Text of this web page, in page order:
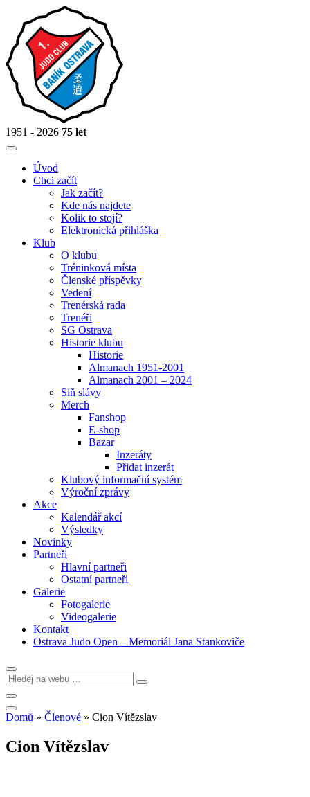
1951 - 2026 75 let
Úvod
Chci začít
Jak začít?
Kde nás najdete
Kolik to stojí?
Elektronická přihláška
Klub
O klubu
Tréninková místa
Členské příspěvky
Vedení
Trenérská rada
Trenéři
SG Ostrava
Historie klubu
Historie
Almanach 1951-2001
Almanach 2001 – 2024
Síň slávy
Merch
Fanshop
E-shop
Bazar
Inzeráty
Přidat inzerát
Klubový informační systém
Výroční zprávy
Akce
Kalendář akcí
Výsledky
Novinky
Partneři
Hlavní partneři
Ostatní partneři
Galerie
Fotogalerie
Videogalerie
Kontakt
Ostrava Judo Open – Memoriál Jana Stankoviče
Domů » Členové » Cion Vítězslav
Cion Vítězslav